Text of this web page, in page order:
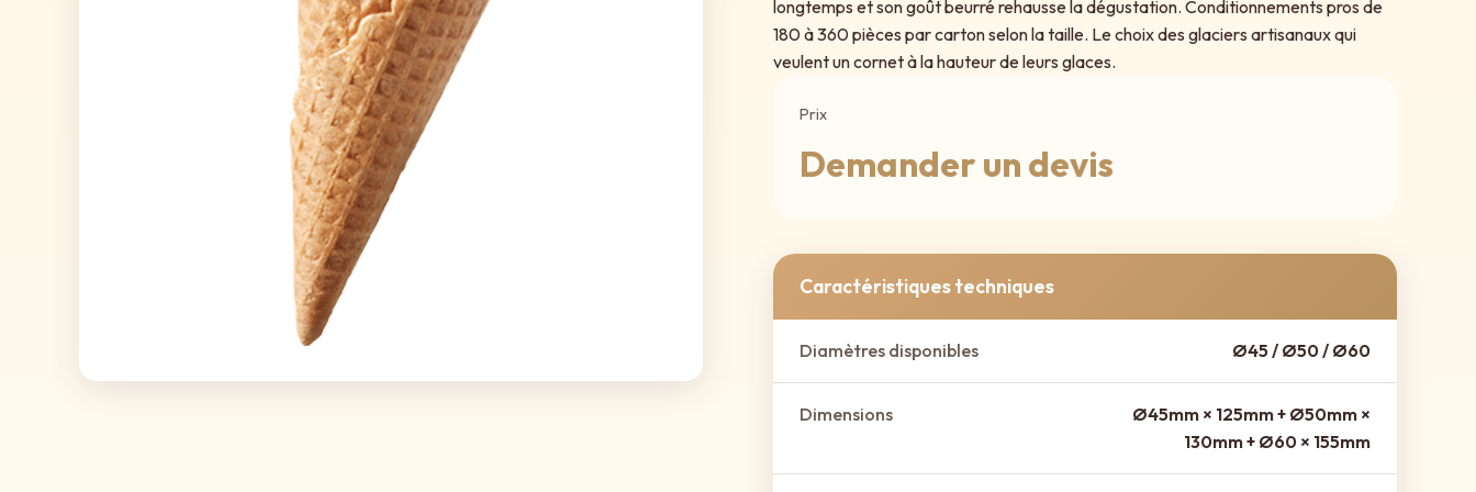
longtemps et son goût beurré rehausse la dégustation. Conditionnements pros de
180 à 360 pièces par carton selon la taille. Le choix des glaciers artisanaux qui
veulent un cornet à la hauteur de leurs glaces.
Prix
Demander un devis
Caractéristiques techniques
Diamètres disponibles Ø45 / Ø50 / Ø60
Dimensions
Ø45mm × 125mm + Ø50mm ×
130mm + Ø60 × 155mm